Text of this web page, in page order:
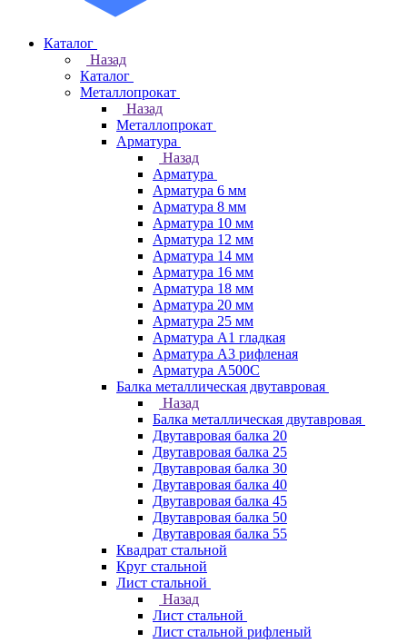
Каталог
Назад
Каталог
Металлопрокат
Назад
Металлопрокат
Арматура
Назад
Арматура
Арматура 6 мм
Арматура 8 мм
Арматура 10 мм
Арматура 12 мм
Арматура 14 мм
Арматура 16 мм
Арматура 18 мм
Арматура 20 мм
Арматура 25 мм
Арматура А1 гладкая
Арматура А3 рифленая
Арматура А500С
Балка металлическая двутавровая
Назад
Балка металлическая двутавровая
Двутавровая балка 20
Двутавровая балка 25
Двутавровая балка 30
Двутавровая балка 40
Двутавровая балка 45
Двутавровая балка 50
Двутавровая балка 55
Квадрат стальной
Круг стальной
Лист стальной
Назад
Лист стальной
Лист стальной рифленый